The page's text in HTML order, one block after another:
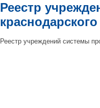
Реестр
Реестр учреждений системы